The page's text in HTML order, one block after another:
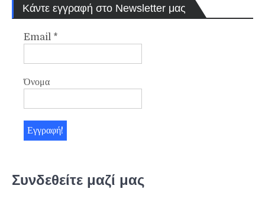
Κάντε εγγραφή στο Newsletter μας
Email *
Όνομα
Συνδεθείτε μαζί μας